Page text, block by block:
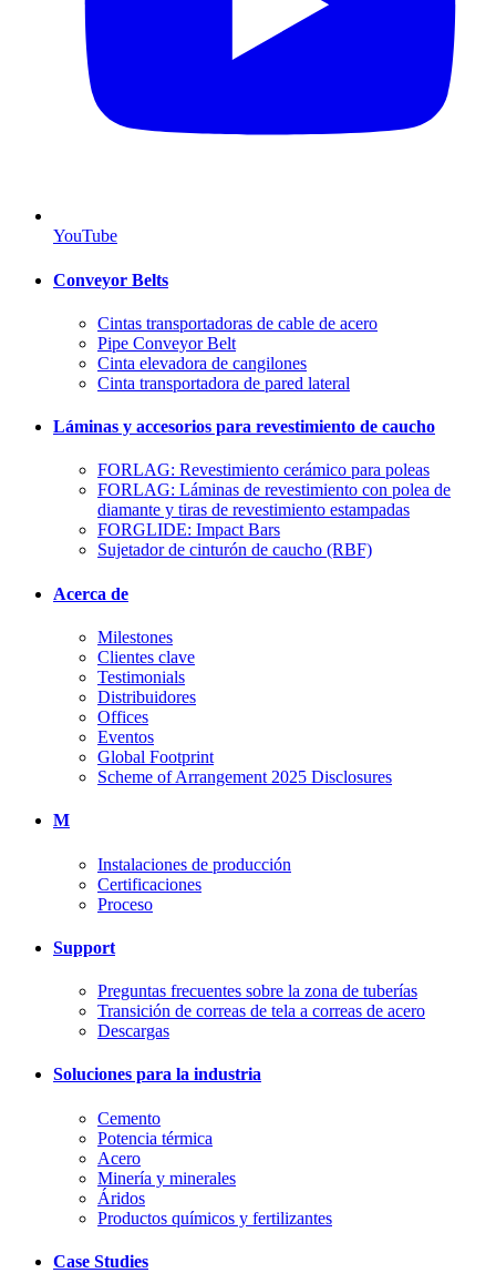
YouTube
Conveyor Belts
Cintas transportadoras de cable de acero
Pipe Conveyor Belt
Cinta elevadora de cangilones
Cinta transportadora de pared lateral
Láminas y accesorios para revestimiento de caucho
FORLAG: Revestimiento cerámico para poleas
FORLAG: Láminas de revestimiento con polea de
diamante y tiras de revestimiento estampadas
FORGLIDE: Impact Bars
Sujetador de cinturón de caucho (RBF)
Acerca de
Milestones
Clientes clave
Testimonials
Distribuidores
Offices
Eventos
Global Footprint
Scheme of Arrangement 2025 Disclosures
M
Instalaciones de producción
Certificaciones
Proceso
Support
Preguntas frecuentes sobre la zona de tuberías
Transición de correas de tela a correas de acero
Descargas
Soluciones para la industria
Cemento
Potencia térmica
Acero
Minería y minerales
Áridos
Productos químicos y fertilizantes
Case Studies